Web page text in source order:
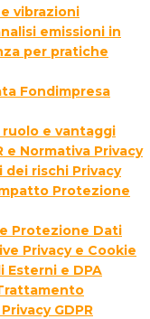
vibrazioni
emissioni in
per pratiche
Fondimpresa
ruolo e vantaggi
e Normativa Privacy
dei rischi Privacy
Protezione
Protezione Dati
Privacy e Cookie
Esterni e DPA
GDPR